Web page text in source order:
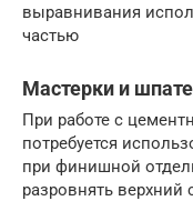
выравнивания
частью
Мастерки и
При работе с
потребуется
при финишной
разровнять